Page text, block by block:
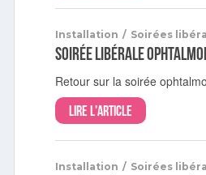
Installation / Soirées
Soirée libérale
Retour sur la soirée
Lire l'article
Installation / Soirées